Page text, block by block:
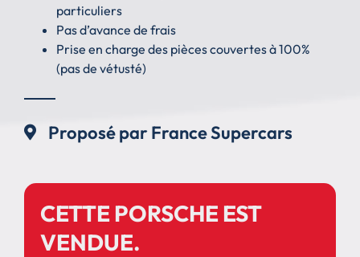
particuliers
Pas d’avance de frais
Prise en charge des pièces couvertes à 100%
(pas de vétusté)
Proposé par France Supercars
CETTE PORSCHE EST
VENDUE.